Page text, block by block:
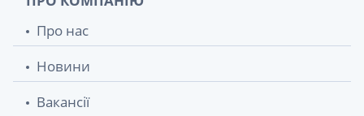
Про нас
Новини
Вакансії